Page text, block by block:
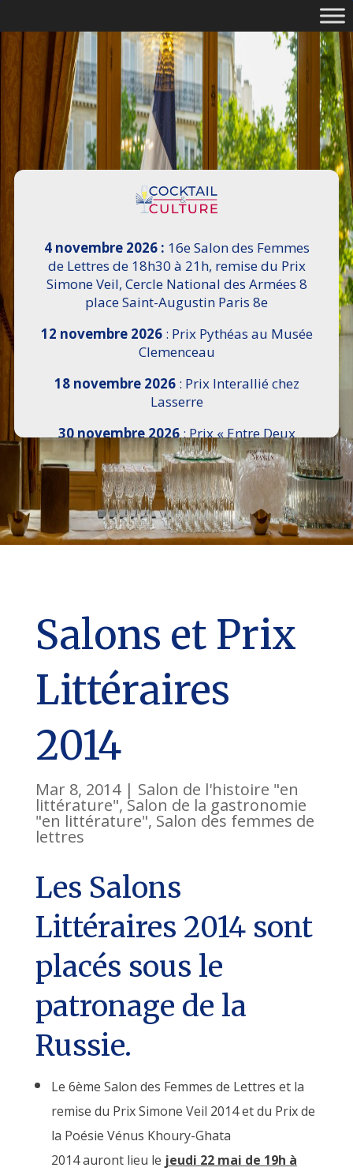
4 novembre 2026 : 16e Salon des Femmes
de Lettres de 18h30 à 21h, remise du Prix
Simone Veil, Cercle National des Armées 8
place Saint-Augustin Paris 8e
12 novembre 2026: Prix Pythéas au Musée
Clemenceau
18 novembre 2026: Prix Interallié chez
Lasserre
30 novembre 2026: Prix « Entre Deux
Rives » I Scemi Astutti au Sénat
7 décembre 2026 :16e Salon de l’Histoire de
18h30 à 21h, remise du Prix du Guesclin,
Cercle National des Armées 8 place Saint-
Augustin Paris 8e
Salons et Prix
Littéraires
2014
Mar 8, 2014| Salon de l'histoire "en
littérature", Salon de la gastronomie
"en littérature", Salon des femmes de
lettres
Les Salons
Littéraires 2014 sont
placés sous le
patronage de la
Russie.
Le 6ème Salon des Femmes de Lettres et la
remise du Prix Simone Veil 2014 et du Prix de
la Poésie Vénus Khoury-Ghata
2014 auront lieu le jeudi 22 mai de 19h à